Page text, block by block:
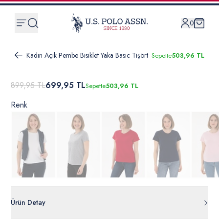
0
Kadın Açık Pembe Bisiklet Yaka Basic Tişört Sepette503,96 TL
899,95 TL699,95 TLSepette503,96 TL
Renk
Ürün Detay